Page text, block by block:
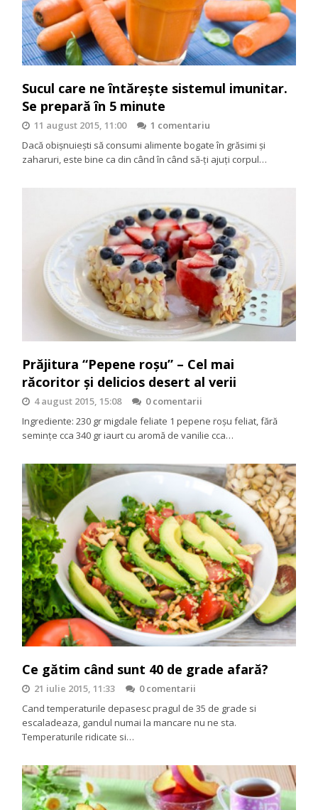
Sucul care ne întăreşte sistemul imunitar.
Se prepară în 5 minute
11 august 2015, 11:00
1 comentariu
Dacă obişnuieşti să consumi alimente bogate în grăsimi şi
zaharuri, este bine ca din când în când să-ţi ajuţi corpul…
Prăjitura “Pepene roşu” – Cel mai
răcoritor şi delicios desert al verii
4 august 2015, 15:08
0 comentarii
Ingrediente: 230 gr migdale feliate 1 pepene roşu feliat, fără
seminţe cca 340 gr iaurt cu aromă de vanilie cca…
Ce gătim când sunt 40 de grade afară?
21 iulie 2015, 11:33
0 comentarii
Cand temperaturile depasesc pragul de 35 de grade si
escaladeaza, gandul numai la mancare nu ne sta.
Temperaturile ridicate si…